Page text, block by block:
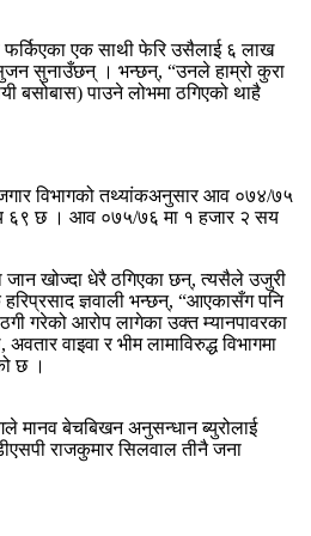
फर्किएका एक साथी फेरि उसैलाई ६ लाख
सुनाउँछन् । भन्छन्, “उनले हाम्रो कुरा
बसोबास) पाउने लोभमा ठगिएको थाहै
विभागको तथ्यांकअनुसार आव ०७४/७५
६९ छ । आव ०७५/७६ मा १ हजार २ सय
जान खोज्दा धेरै ठगिएका छन्, त्यसैले उजुरी
ज्ञवाली भन्छन्, “आएकासँग पनि
गरेको आरोप लागेका उक्त म्यानपावरका
वाइवा र भीम लामाविरुद्ध विभागमा
छ ।
मानव बेचबिखन अनुसन्धान ब्युरोलाई
राजकुमार सिलवाल तीनै जना